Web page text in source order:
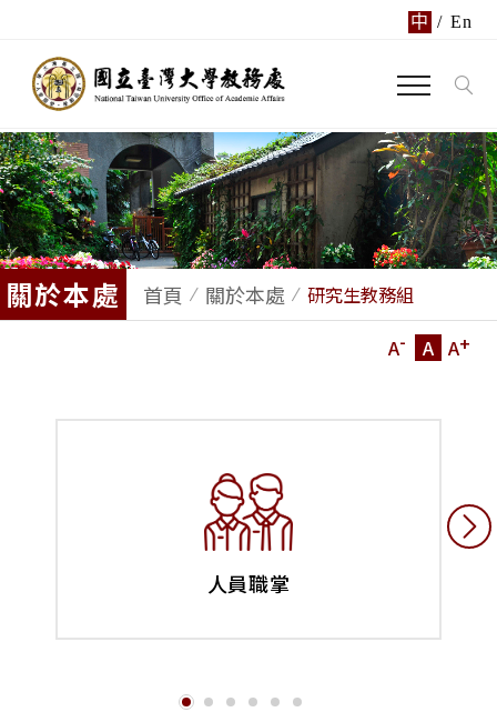
中 / En
關於本處 首頁 關於本處
研究生教務組
A- A A+
人員職掌